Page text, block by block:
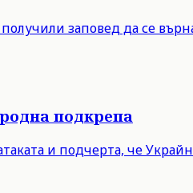
заповед да се
подкрепа
и подчерта, че